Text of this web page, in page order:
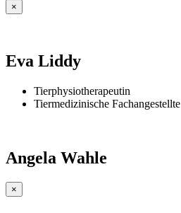
×
Eva Liddy
Tierphysiotherapeutin
Tiermedizinische Fachangestellte
Angela Wahle
×